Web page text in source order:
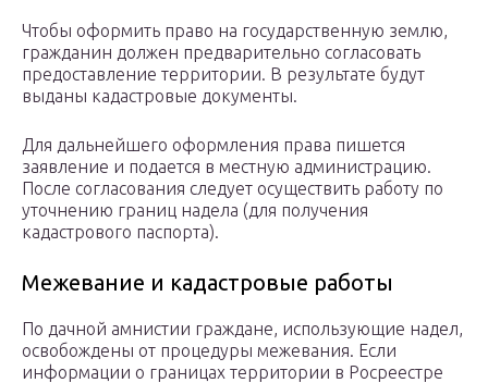
Чтобы оформить право на государственную землю,
гражданин должен предварительно согласовать
предоставление территории. В результате будут
выданы кадастровые документы.
Для дальнейшего оформления права пишется
заявление и подается в местную администрацию.
После согласования следует осуществить работу по
уточнению границ надела (для получения
кадастрового паспорта).
Межевание и кадастровые работы
По дачной амнистии граждане, использующие надел,
освобождены от процедуры межевания. Если
информации о границах территории в Росреестре